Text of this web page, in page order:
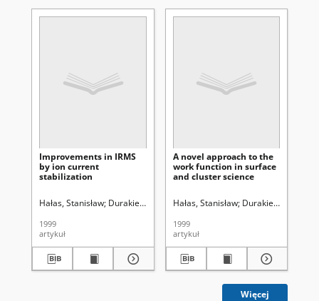
Improvements in IRMS
by ion current
stabilization
Hałas, Stanisław Durakiewicz, Tomasz Sielewiesiuk, Jan. Red.
1999
artykuł
A novel approach to the
work function in surface
and cluster science
Hałas, Stanisław Durakiewicz,
1999
artykuł
Więcej